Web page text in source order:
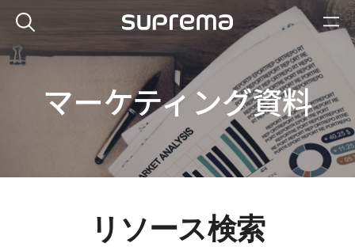
マーケティング資料
リソース検索